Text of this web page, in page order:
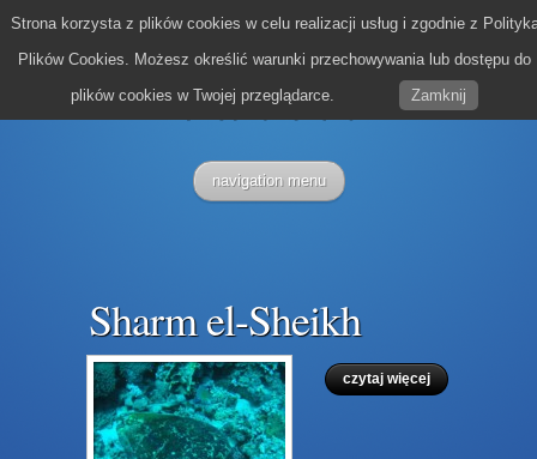
navigation menu
Sharm el-Sheikh
czytaj więcej
Strona korzysta z plików cookies w celu realizacji usług i zgodnie z
Plików Cookies. Możesz określić warunki przechowywania lub dostępu do
plików cookies w Twojej przeglądarce.
Zamknij